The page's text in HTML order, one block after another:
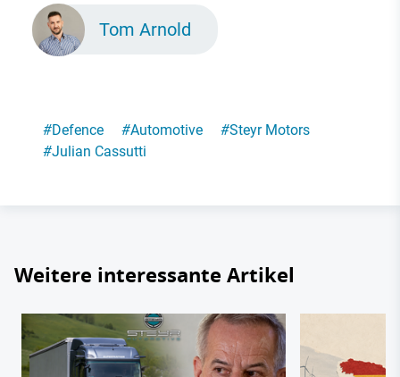
Tom Arnold
#Defence #Automotive #Steyr Motors
#Julian Cassutti
Weitere interessante Artikel